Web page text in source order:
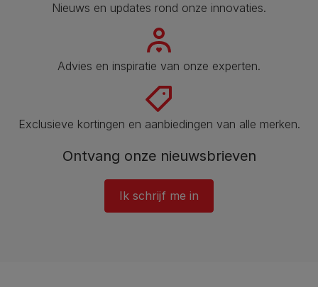
Nieuws en updates rond onze innovaties.
Advies en inspiratie van onze experten.
Exclusieve kortingen en aanbiedingen van alle merken.
Ontvang onze nieuwsbrieven
Ik schrijf me in